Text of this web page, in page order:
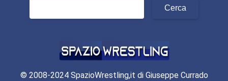
© 2008-2024 SpazioWrestling,it di Giuseppe Currado